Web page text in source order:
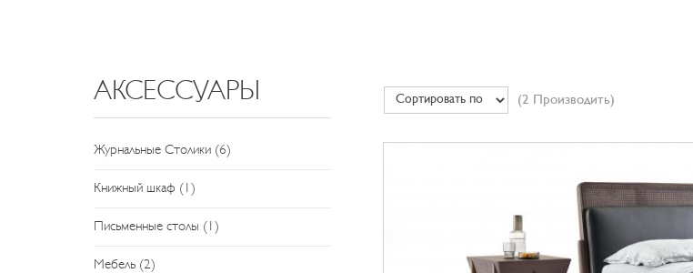
АКСЕССУАРЫ
Журнальные Столики (6)
Книжный шкаф (1)
Письменные столы (1)
Мебель (2)
(2 Производить)